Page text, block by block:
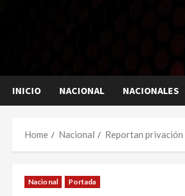
INICIO NACIONAL NACIONALES
Home Nacional Reportan privación
Nacional Portada